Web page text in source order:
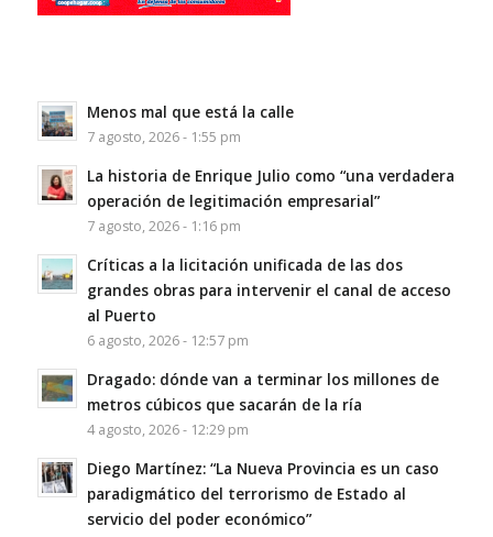
Menos mal que está la calle
7 agosto, 2026 - 1:55 pm
La historia de Enrique Julio como “una verdadera
operación de legitimación empresarial”
7 agosto, 2026 - 1:16 pm
Críticas a la licitación unificada de las dos
grandes obras para intervenir el canal de acceso
al Puerto
6 agosto, 2026 - 12:57 pm
Dragado: dónde van a terminar los millones de
metros cúbicos que sacarán de la ría
4 agosto, 2026 - 12:29 pm
Diego Martínez: “La Nueva Provincia es un caso
paradigmático del terrorismo de Estado al
servicio del poder económico”